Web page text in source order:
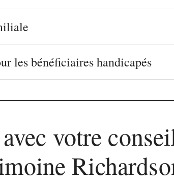
les bénéficiaires handicapés
votre